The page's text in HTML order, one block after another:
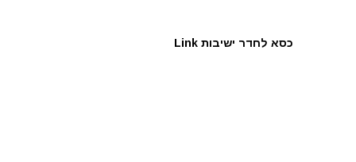
כסא לחדר ישיבות Link